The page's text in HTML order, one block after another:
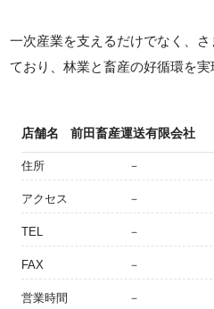
一次産業を支えるだけでなく、
ており、林業と畜産の好循環を実
店舗名 前田畜産運送有限会社
住所 －
アクセス －
TEL －
FAX －
営業時間 －